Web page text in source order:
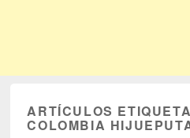
ARTÍCULOS
COLOMBIA